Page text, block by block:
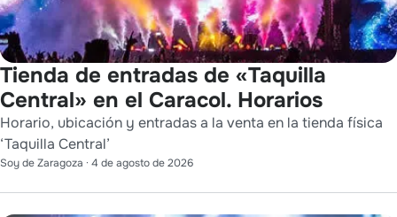
Tienda de entradas de «Taquilla
Central» en el Caracol. Horarios
Horario, ubicación y entradas a la venta en la tienda física
‘Taquilla Central’
Soy de Zaragoza · 4 de agosto de 2026